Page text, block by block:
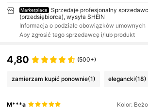
Marketplace
Sprzedaje profesjonalny
(przedsiębiorca), wysyła SHEIN
Informacja o podziale obowiązków umownych
Aby zgłosić tego sprzedawcę i/lub produkt
4,80 (500+)
zamierzam kupić ponownie(1) elegancki(18)
M***a Kolor: